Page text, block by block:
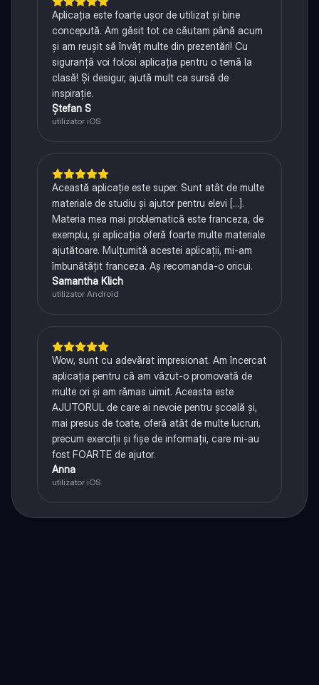
Aplicația este foarte ușor de utilizat și bine
concepută. Am găsit tot ce căutam până acum
și am reușit să învăț multe din prezentări! Cu
siguranță voi folosi aplicația pentru o temă la
clasă! Și desigur, ajută mult ca sursă de
inspirație.
Ștefan S
utilizator iOS
Această aplicație este super. Sunt atât de multe
materiale de studiu și ajutor pentru elevi [...].
Materia mea mai problematică este franceza, de
exemplu, și aplicația oferă foarte multe materiale
ajutătoare. Mulțumită acestei aplicații, mi-am
îmbunătățit franceza. Aș recomanda-o oricui.
Samantha Klich
utilizator Android
Wow, sunt cu adevărat impresionat. Am încercat
aplicația pentru că am văzut-o promovată de
multe ori și am rămas uimit. Aceasta este
AJUTORUL de care ai nevoie pentru școală și,
mai presus de toate, oferă atât de multe lucruri,
precum exerciții și fișe de informații, care mi-au
fost FOARTE de ajutor.
Anna
utilizator iOS